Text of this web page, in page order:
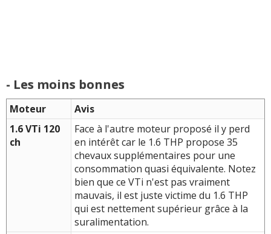
- Les moins bonnes
Moteur
Avis
1.6 VTi 120
ch
Face à l'autre moteur proposé il y perd
en intérêt car le 1.6 THP propose 35
chevaux supplémentaires pour une
consommation quasi équivalente. Notez
bien que ce VTi n'est pas vraiment
mauvais, il est juste victime du 1.6 THP
qui est nettement supérieur grâce à la
suralimentation.